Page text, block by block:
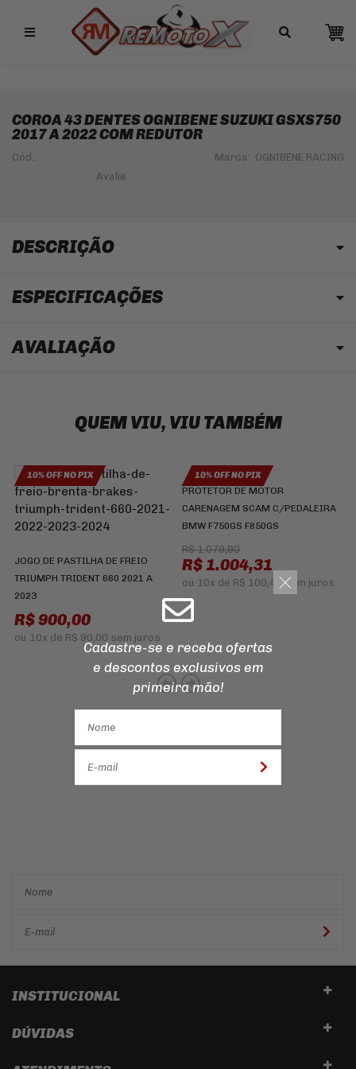
Remotox
10% OFF NO PIX
COROA 43 DENTES OGNIBENE SUZUKI GSXS750
2017 A 2022 COM REDUTOR
Cód.: Marca: OGNIBENE RACING
DESCRIÇÃO
ESPECIFICAÇÕES
AVALIAÇÃO
QUEM VIU, VIU TAMBÉM
10% OFF NO PIX
JOGO DE PASTILHA DE FREIO
TRIUMPH TRIDENT 660 2021 A
2023
R$ 900,00
ou 10x de R$ 90,00 sem juros
10% OFF NO PIX
PROTETOR DE MOTOR
CARENAGEM SCAM C/PEDALEIRA
BMW F750GS F850GS
R$ 1.079,90
R$ 1.004,31
ou 10x de R$ 100,43sem juros
INSTITUCIONAL
DÚVIDAS
Cadastre-se e receba ofertas
e descontos exclusivos em
primeira mão!